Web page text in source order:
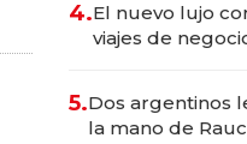
4.El nuevo lujo
viajes de
5.Dos argentinos
la mano de